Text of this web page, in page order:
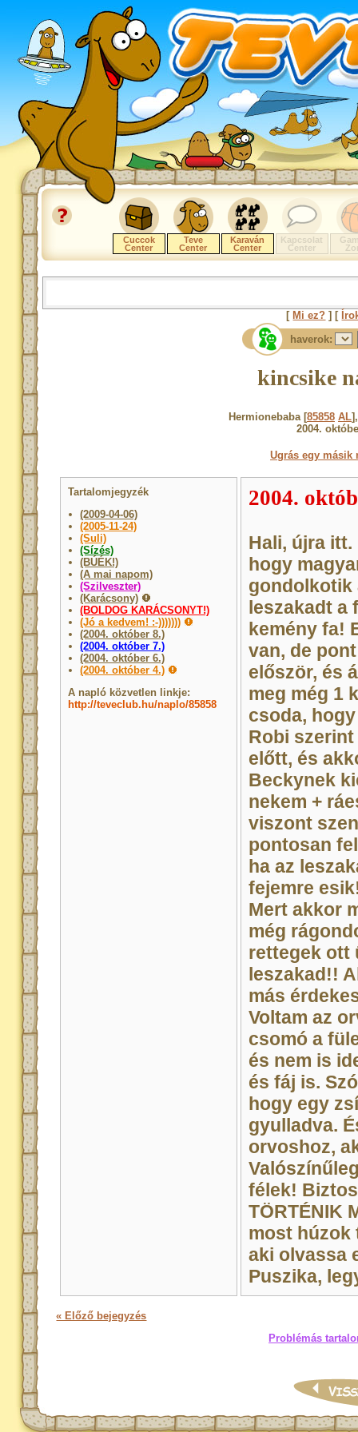
Cuccok
Center
Teve
Center
Karaván
Center
Kapcsolat
Center
[ Mi ez? ] [
haverok:
kincsike
Hermionebaba [85858 AL
2004.
Ugrás egy másik
Tartalomjegyzék
(2009-04-06)
(2005-11-24)
(Suli)
(Sízés)
(BÚÉK!)
(A mai napom)
(Szilveszter)
(Karácsony)
(BOLDOG KARÁCSONYT!)
(Jó a kedvem! :-)))))))
(2004. október 8.)
(2004. október 7.)
(2004. október 6.)
(2004. október 4.)
A napló közvetlen linkje:
http://teveclub.hu/naplo/85858
2004.
Hali, újra itt.
hogy
gondolkotik
leszakadt a
kemény fa!
van, de
először, és
meg még 1
csoda,
Robi
előtt, és
Beckynek
nekem +
viszont
pontosan
ha az
fejemre
Mert akkor
még
rettegek ott
leszakad!!
más
Voltam az
csomó a
és nem is
és fáj is.
hogy egy
gyulladva.
orvoshoz,
félek!
TÖRTÉNIK
most húzok
aki olvassa
Puszika,
« Előző bejegyzés
Problémás